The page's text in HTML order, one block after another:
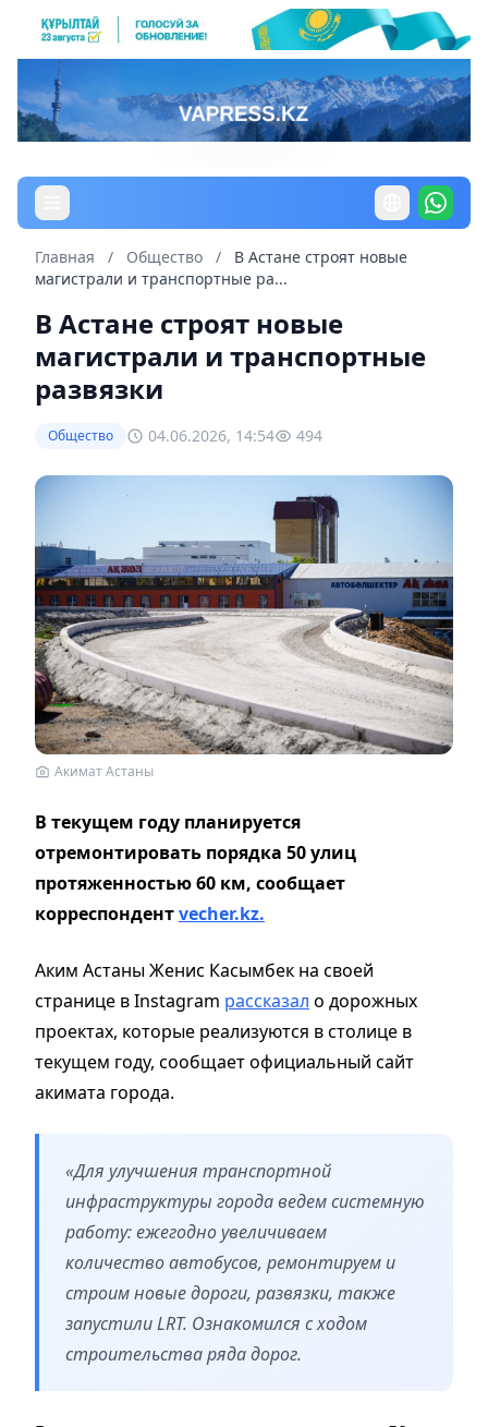
Главная / Общество /
В Астане строят новые
магистрали и транспортные ра...
В Астане строят новые
магистрали и транспортные
развязки
Общество 04.06.2026, 14:54 494
Акимат Астаны
В текущем году планируется
отремонтировать порядка 50 улиц
протяженностью 60 км, сообщает
корреспондентvecher.kz.
Аким Астаны Женис Касымбек на своей
странице в Instagram рассказал о дорожных
проектах, которые реализуются в столице в
текущем году, сообщает официальный сайт
акимата города.
«Для улучшения транспортной
инфраструктуры города ведем системную
работу: ежегодно увеличиваем
количество автобусов, ремонтируем и
строим новые дороги, развязки, также
запустили LRT. Ознакомился с ходом
строительства ряда дорог.